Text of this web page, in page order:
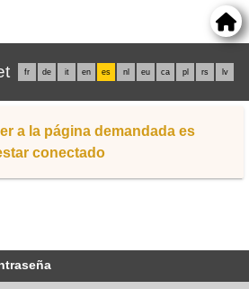
fr de it en es nl eu ca pl rs lv
a la página demandada es
conectado